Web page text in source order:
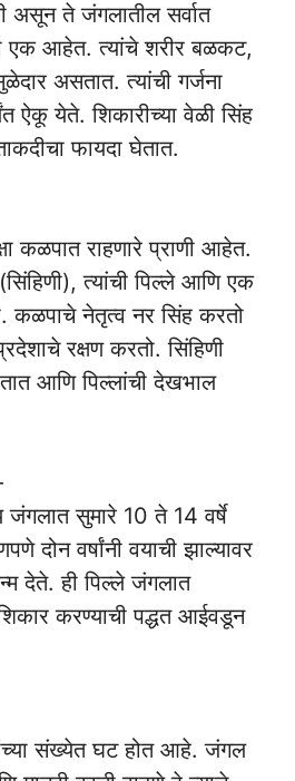
असून ते जंगलातील सर्वात
एक आहेत. त्यांचे शरीर बळकट,
असतात. त्यांची गर्जना
ऐकू येते. शिकारीच्या वेळी सिंह
फायदा घेतात.
कळपात राहणारे प्राणी आहेत.
त्यांची पिल्ले आणि एक
कळपाचे नेतृत्व नर सिंह करतो
रक्षण करतो. सिंहिणी
आणि पिल्लांची देखभाल
जंगलात सुमारे 10 ते 14 वर्षे
दोन वर्षांनी वयाची झाल्यावर
देते. ही पिल्ले जंगलात
करण्याची पद्धत आईवडून
संख्येत घट होत आहे. जंगल